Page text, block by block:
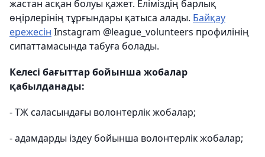
жастан асқан болуы қажет. Еліміздің барлық
өңірлерінің тұрғындары қатыса алады. Байқау
ережесін Instagram @league_volunteers профилінің
сипаттамасында табуға болады.
Келесі бағыттар бойынша жобалар
қабылданады:
- ТЖ саласындағы волонтерлік жобалар;
- адамдарды іздеу бойынша волонтерлік жобалар;